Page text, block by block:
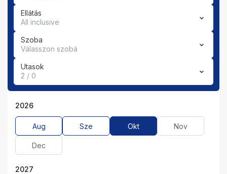
Ellátás
All inclusive
Szoba
Válasszon szobá
Utasok
2 / 0
2026
Aug Sze Okt Nov
Dec
2027